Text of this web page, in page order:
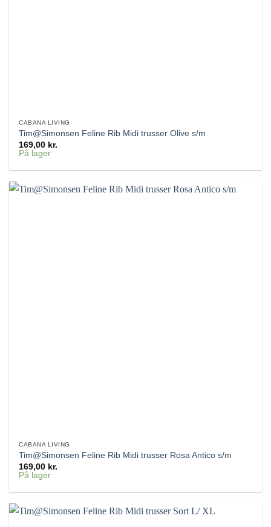
CABANA LIVING
Tim@Simonsen Feline Rib Midi trusser Olive s/m
169,00 kr.
På lager
CABANA LIVING
Tim@Simonsen Feline Rib Midi trusser Rosa Antico s/m
169,00 kr.
På lager